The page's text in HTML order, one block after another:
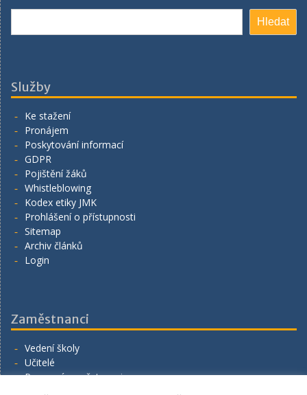
Hledat
Služby
Ke stažení
Pronájem
Poskytování informací
GDPR
Pojištění žáků
Whistleblowing
Kodex etiky JMK
Prohlášení o přístupnosti
Sitemap
Archiv článků
Login
Zaměstnanci
Vedení školy
Učitelé
Provozní zaměstnanci